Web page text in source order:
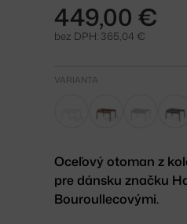
449,00 €
bez DPH: 365,04 €
VARIANTA
Oceľový otoman z
pre dánsku značku
Bouroullecovými.